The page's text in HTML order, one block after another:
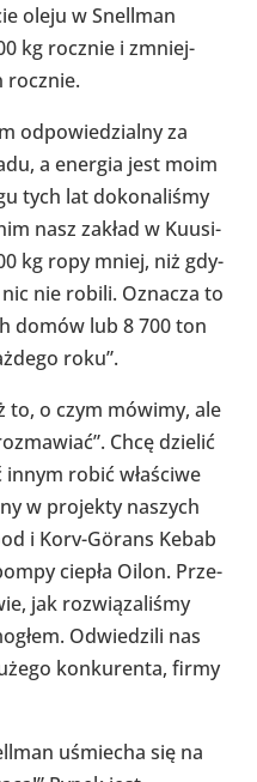
oleju w Snel­l­man
kg rocznie i zmniej­
rocznie.
odpo­wie­dzialny za
a energia jest moim
tych lat doko­na­li­śmy
nasz zakład w Kuusi­
kg ropy mniej, niż gdy­
nie robili. Oznacza to
domów lub 8 700 ton
roku”.
to, o czym mówimy, ale
Chcę dzielić
robić wła­ściwe
w pro­jekty naszych
i Korv-​Görans Kebab
ciepła Oilon. Prze­
jak roz­wią­za­li­śmy
Odwie­dzili nas
kon­ku­renta, firmy
uśmie­cha się na